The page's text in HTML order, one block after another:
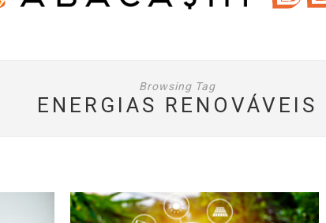
Browsing Tag
ENERGIAS RENOVÁVEIS